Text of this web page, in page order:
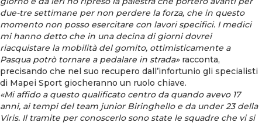
due-tre settimane per non perdere la forza, che in questo
momento non posso esercitare con lavori specifici. I medici
mi hanno detto che in una decina di giorni dovrei
riacquistare la mobilità del gomito, ottimisticamente a
Pasqua potrò tornare a pedalare in strada»racconta,
precisando che nel suo recupero dall’infortunio gli specialisti
di Mapei Sport giocheranno un ruolo chiave.
«Mi affido a questo qualificato centro da quando avevo 17
anni, ai tempi del team junior Biringhello e da under 23 della
Viris. Il tramite per conoscerlo sono state le squadre che vi si